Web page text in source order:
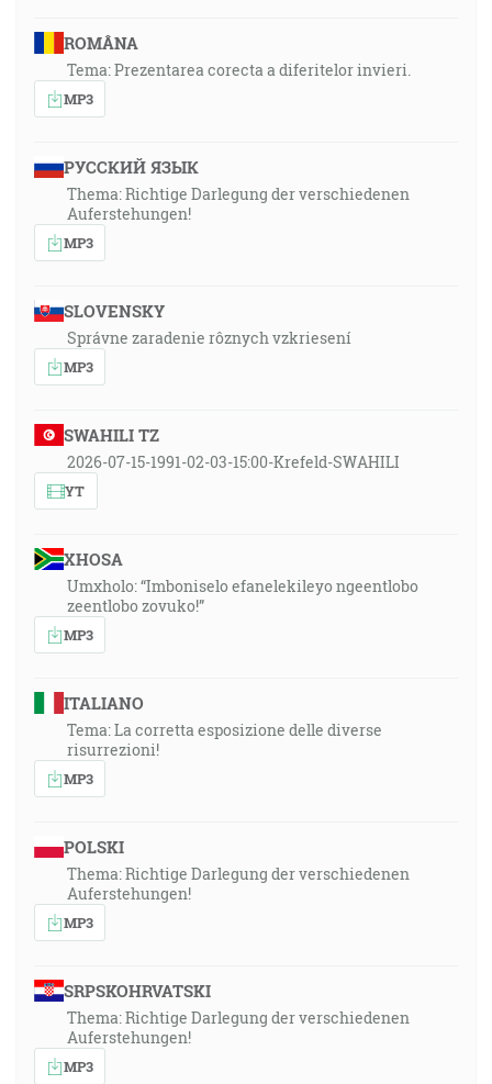
ROMÂNA
Tema: Prezentarea corecta a diferitelor invieri.
MP3
РУССКИЙ ЯЗЫК
Thema: Richtige Darlegung der verschiedenen
Auferstehungen!
MP3
SLOVENSKY
Správne zaradenie rôznych vzkriesení
MP3
SWAHILI TZ
2026-07-15-1991-02-03-15:00-Krefeld-SWAHILI
YT
XHOSA
Umxholo: “Imboniselo efanelekileyo ngeentlobo
zeentlobo zovuko!”
MP3
ITALIANO
Tema: La corretta esposizione delle diverse
risurrezioni!
MP3
POLSKI
Thema: Richtige Darlegung der verschiedenen
Auferstehungen!
MP3
SRPSKOHRVATSKI
Thema: Richtige Darlegung der verschiedenen
Auferstehungen!
MP3